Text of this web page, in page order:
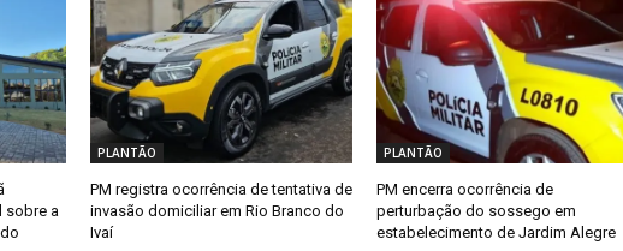
sobre a
PLANTÃO
PM registra ocorrência de tentativa de
invasão domiciliar em Rio Branco do
Ivaí
PLANTÃO
PM encerra ocorrência de
perturbação do sossego em
estabelecimento de Jardim Alegre